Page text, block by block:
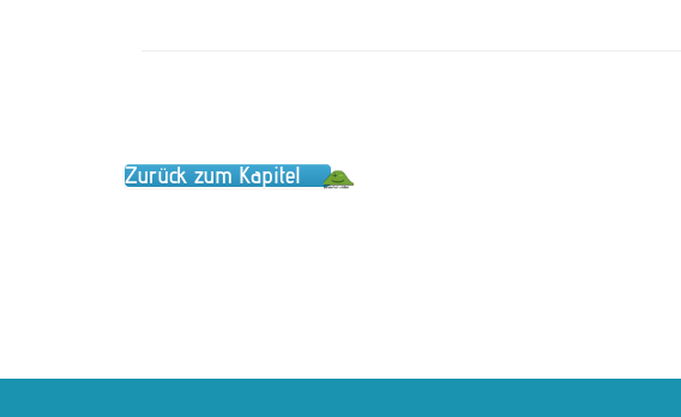
Zurück zum Kapitel